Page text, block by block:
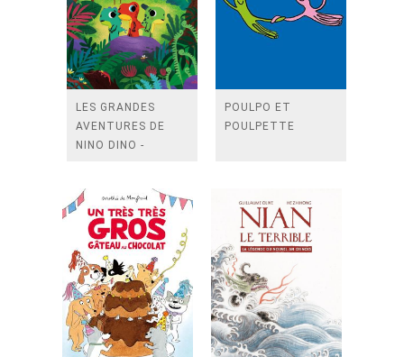
LES GRANDES
AVENTURES DE
NINO DINO -
POULPO ET
POULPETTE